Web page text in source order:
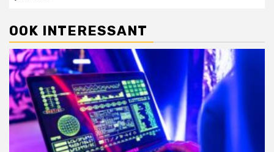
OOK INTERESSANT